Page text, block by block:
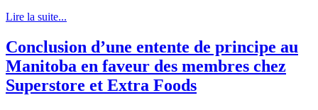
Lire la suite...
Conclusion d’une entente de principe au
Manitoba en faveur des membres chez
Superstore et Extra Foods